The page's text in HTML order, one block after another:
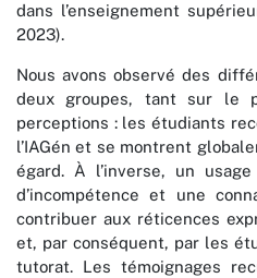
dans l’enseignement
2023).
Nous avons observé des
deux groupes, tant sur le
perceptions : les étudiants
l’IAGén et se montrent
égard. À l’inverse, un
d’incompétence et une
contribuer aux réticences
et, par conséquent, par les
tutorat. Les témoignages